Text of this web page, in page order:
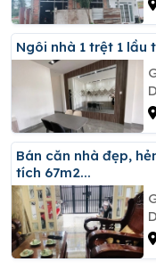
Ngôi nhà 1 trệt 1
Bán căn nhà đẹp, hẻm ô tô, đường phạm hồng thái, diện
tích 67m2...